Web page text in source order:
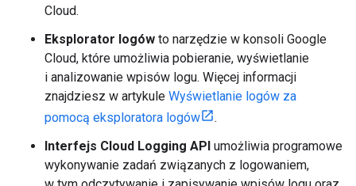
Cloud.
Eksplorator logów to narzędzie w konsoli Google
Cloud, które umożliwia pobieranie, wyświetlanie
i analizowanie wpisów logu. Więcej informacji
znajdziesz w artykule Wyświetlanie logów za
pomocą eksploratora logów
.
Interfejs Cloud Logging API umożliwia programowe
wykonywanie zadań związanych z logowaniem,